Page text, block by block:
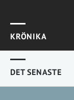
KRÖNIKA
DET SENASTE